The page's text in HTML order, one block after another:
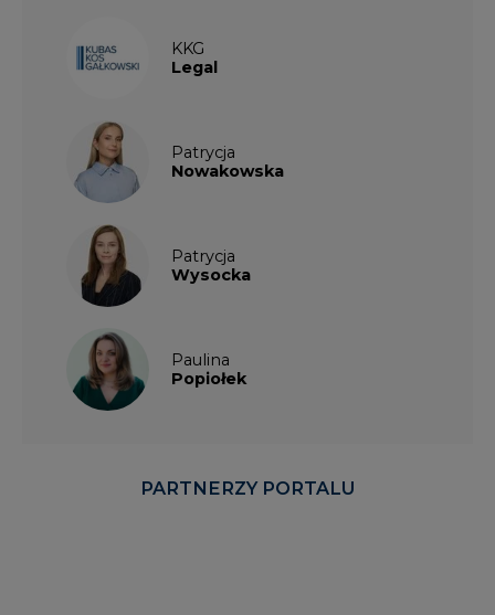
KKG
Legal
Patrycja
Nowakowska
Patrycja
Wysocka
Paulina
Popiołek
PARTNERZY PORTALU